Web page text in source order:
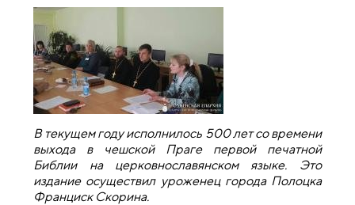
В текущем году исполнилось 500 лет со времени
выхода в чешской Праге первой печатной
Библии на церковнославянском языке. Это
издание осуществил уроженец города Полоцка
Франциск Скорина.